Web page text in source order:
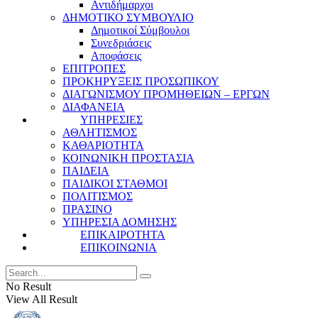
Αντιδήμαρχοι
ΔΗΜΟΤΙΚΟ ΣΥΜΒΟΥΛΙΟ
Δημοτικοί Σύμβουλοι
Συνεδριάσεις
Αποφάσεις
ΕΠΙΤΡΟΠΕΣ
ΠΡΟΚΗΡΥΞΕΙΣ ΠΡΟΣΩΠΙΚΟΥ
ΔΙΑΓΩΝΙΣΜΟΥ ΠΡΟΜΗΘΕΙΩΝ – ΕΡΓΩΝ
ΔΙΑΦΑΝΕΙΑ
ΥΠΗΡΕΣΙΕΣ
ΑΘΛΗΤΙΣΜΟΣ
ΚΑΘΑΡΙΟΤΗΤΑ
ΚΟΙΝΩΝΙΚΗ ΠΡΟΣΤΑΣΙΑ
ΠΑΙΔΕΙΑ
ΠΑΙΔΙΚΟΙ ΣΤΑΘΜΟΙ
ΠΟΛΙΤΙΣΜΟΣ
ΠΡΑΣΙΝΟ
ΥΠΗΡΕΣΙΑ ΔΟΜΗΣΗΣ
ΕΠΙΚΑΙΡΟΤΗΤΑ
ΕΠΙΚΟΙΝΩΝΙΑ
No Result
View All Result